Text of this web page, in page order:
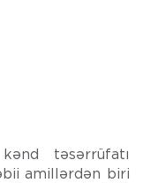
təsərrüfatı
amillərdən biri